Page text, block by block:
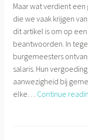
Maar wat verdient
die we vaak krijgen
dit artikel is om op
beantwoorden. In
burgemeesters
salaris. Hun
aanwezigheid bij
elke… Continue